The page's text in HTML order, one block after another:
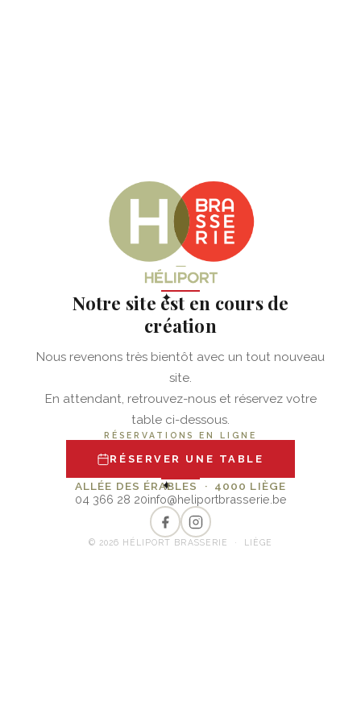
✦
Notre site est en cours de
création
Nous revenons très bientôt avec un tout nouveau
site.
En attendant, retrouvez-nous et réservez votre
table ci-dessous.
RÉSERVATIONS EN LIGNE
RÉSERVER UNE TABLE
✦
ALLÉE DES ÉRABLES · 4000 LIÈGE
04 366 28 20info@heliportbrasserie.be
© 2026 HÉLIPORT BRASSERIE · LIÈGE